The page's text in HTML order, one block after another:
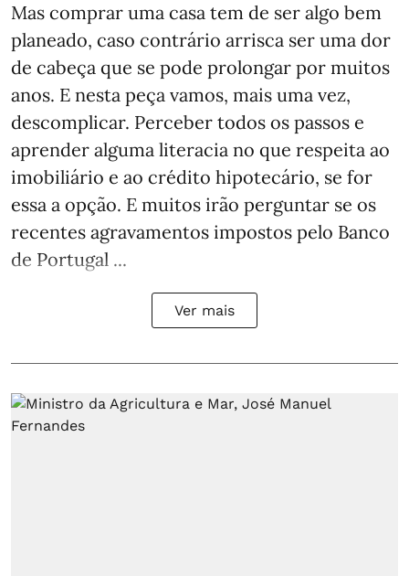
Mas comprar uma casa tem de ser algo bem
planeado, caso contrário arrisca ser uma dor
de cabeça que se pode prolongar por muitos
anos. E nesta peça vamos, mais uma vez,
descomplicar. Perceber todos os passos e
aprender alguma literacia no que respeita ao
imobiliário e ao crédito hipotecário, se for
essa a opção. E muitos irão perguntar se os
recentes agravamentos impostos pelo Banco
de Portugal ...
Ver mais